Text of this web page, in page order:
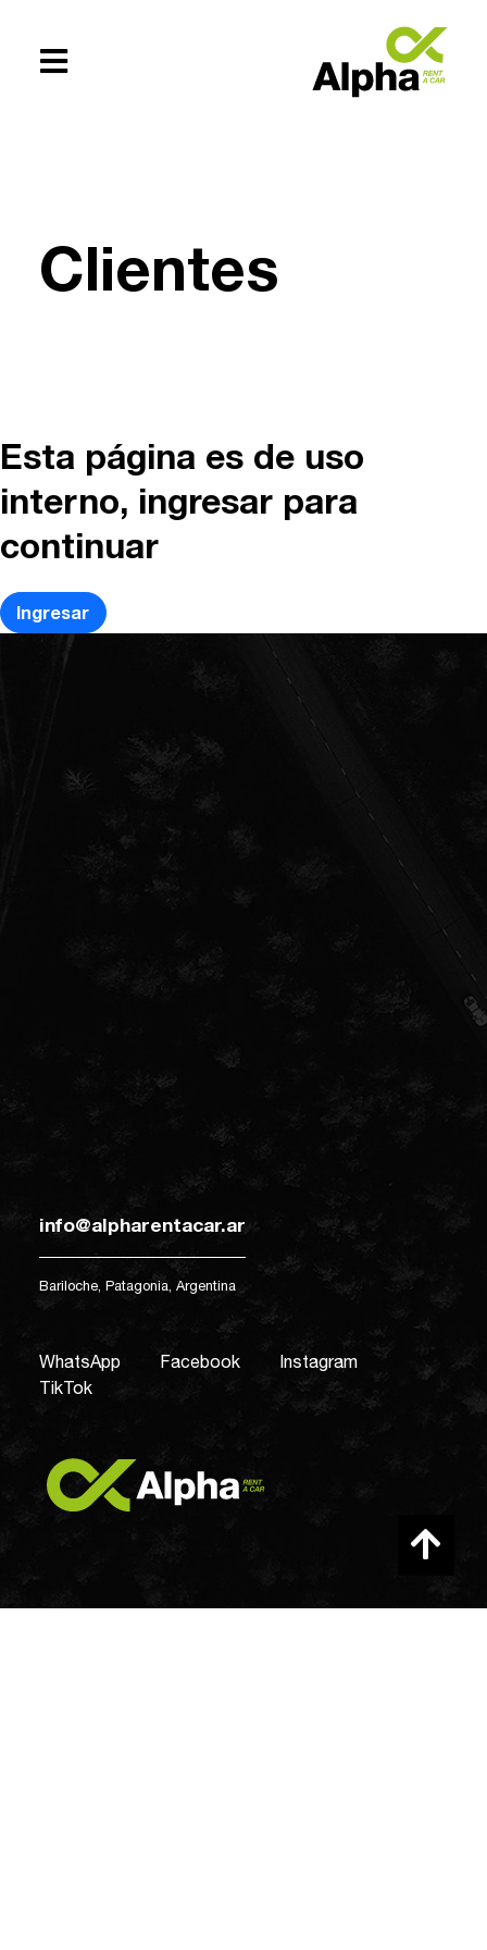
Clientes
Esta página es de uso
interno, ingresar para
continuar
Ingresar
154619083
info@alpharentacar.ar
Bariloche, Patagonia, Argentina
WhatsApp Facebook
Instagram
TikTok